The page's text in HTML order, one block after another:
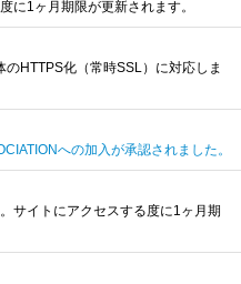
に1ヶ月期限が更新されます。
HTTPS化（常時SSL）に対応しま
への加入が承認されました。
サイトにアクセスする度に1ヶ月期